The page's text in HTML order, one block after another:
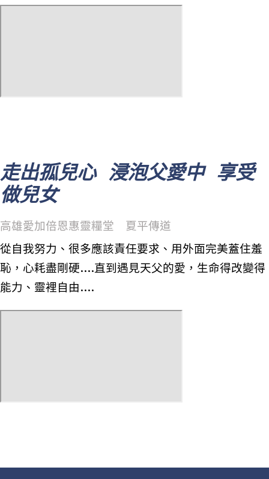
走出孤兒心 浸泡父愛中 享受
做兒女
高雄愛加倍恩惠靈糧堂 夏平傳道
從自我努力、很多應該責任要求、用外面完美蓋住羞
恥，心耗盡剛硬....直到遇見天父的愛，生命得改變得
能力、靈裡自由....